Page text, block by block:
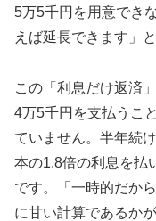
5万5千円を用意でき
えば延長できます」
この「利息だけ返済
4万5千円を支払うこ
ていません。半年続
本の1.8倍の利息を払
です。「一時的だか
に甘い計算であるか